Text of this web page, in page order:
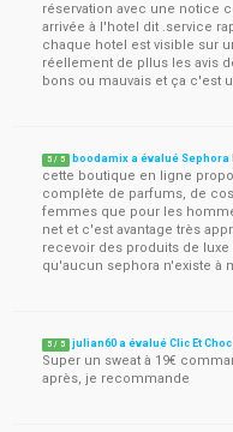
réservation avec une notice
arrivée à l'hotel dit .service
chaque hotel est visible sur
réellement de pllus les avis
bons ou mauvais et ça c'est
5 / 5 boodamix a évalué Sephora
cette boutique en ligne
complète de parfums, de
femmes que pour les
net et c'est avantage très
recevoir des produits de
qu'aucun sephora n'existe à
5 / 5 julian60 a évalué Clic Et Choc
Super un sweat à 19€
après, je recommande